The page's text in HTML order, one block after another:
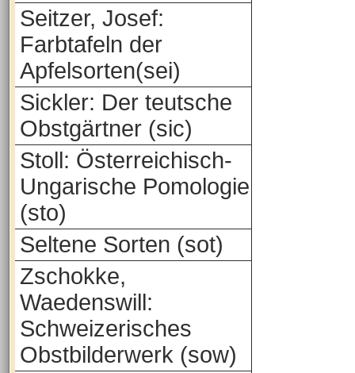
Seitzer, Josef:
Farbtafeln der
Apfelsorten(sei)
Sickler: Der teutsche
Obstgärtner (sic)
Stoll: Österreichisch-
Ungarische Pomologie
(sto)
Seltene Sorten (sot)
Zschokke,
Waedenswill:
Schweizerisches
Obstbilderwerk (sow)